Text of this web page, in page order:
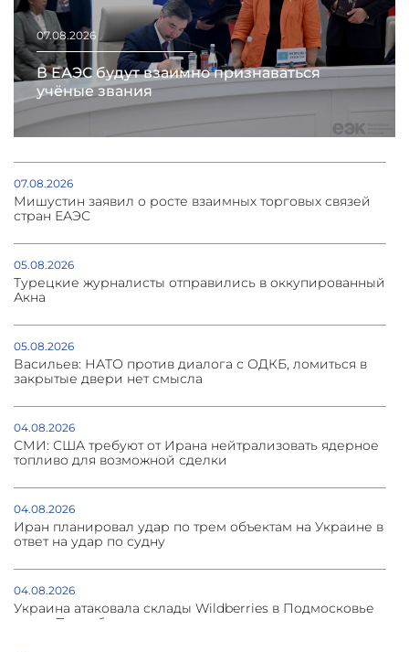
07.08.2026
В ЕАЭС будут взаимно признаваться
учёные звания
07.08.2026
Мишустин заявил о росте взаимных торговых связей
стран ЕАЭС
05.08.2026
Турецкие журналисты отправились в оккупированный
Акна
05.08.2026
Васильев: НАТО против диалога с ОДКБ, ломиться в
закрытые двери нет смысла
04.08.2026
СМИ: США требуют от Ирана нейтрализовать ядерное
топливо для возможной сделки
04.08.2026
Иран планировал удар по трем объектам на Украине в
ответ на удар по судну
04.08.2026
Украина атаковала склады Wildberries в Подмосковье
и под Петербургом